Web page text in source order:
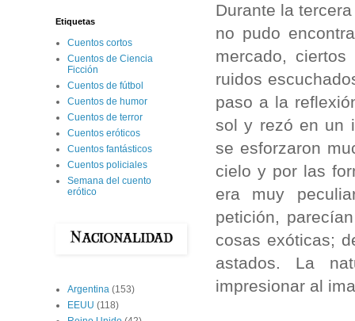
Durante la
no pudo
mercado,
ruidos
paso a la
sol y rezó en un
se esforzaron
cielo y por las
era muy
petición,
cosas exóticas;
astados. La
impresionar al
Etiquetas
Cuentos cortos
Cuentos de Ciencia
Ficción
Cuentos de fútbol
Cuentos de humor
Cuentos de terror
Cuentos eróticos
Cuentos fantásticos
Cuentos policiales
Semana del cuento
erótico
Argentina (153)
EEUU (118)